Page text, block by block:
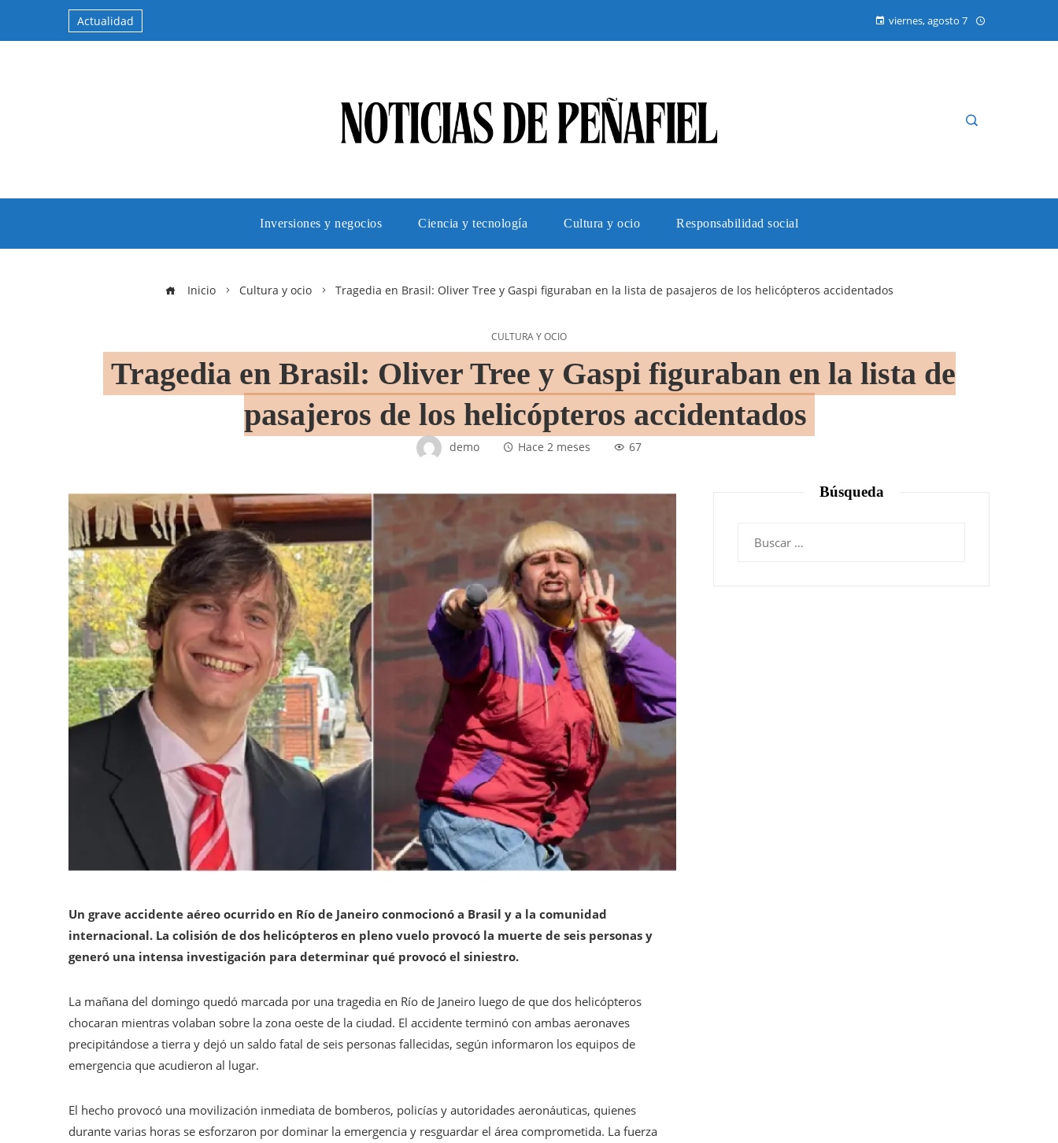
Actualidad viernes, agosto 7
Inversiones y negocios Ciencia y tecnología Cultura y ocio Responsabilidad social
Inicio Cultura y ocio Tragedia en Brasil: Oliver Tree y Gaspi figuraban en la lista de pasajeros de los helicópteros accidentados
CULTURA Y OCIO
Tragedia en Brasil: Oliver Tree y Gaspi figuraban en la lista de
pasajeros de los helicópteros accidentados
demo Hace 2 meses 67
Un grave accidente aéreo ocurrido en Río de Janeiro conmocionó a Brasil y a la comunidad
internacional. La colisión de dos helicópteros en pleno vuelo provocó la muerte de seis personas y
generó una intensa investigación para determinar qué provocó el siniestro.
La mañana del domingo quedó marcada por una tragedia en Río de Janeiro luego de que dos helicópteros
chocaran mientras volaban sobre la zona oeste de la ciudad. El accidente terminó con ambas aeronaves
precipitándose a tierra y dejó un saldo fatal de seis personas fallecidas, según informaron los equipos de
emergencia que acudieron al lugar.
El hecho provocó una movilización inmediata de bomberos, policías y autoridades aeronáuticas, quienes
durante varias horas se esforzaron por dominar la emergencia y resguardar el área comprometida. La fuerza
Búsqueda